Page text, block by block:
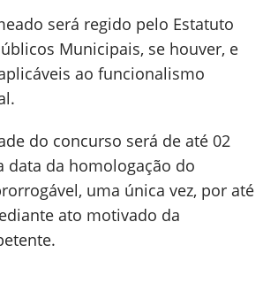
será regido pelo Estatuto
Municipais, se houver, e
ao funcionalismo
do concurso será de até 02
data da homologação do
uma única vez, por até
ato motivado da